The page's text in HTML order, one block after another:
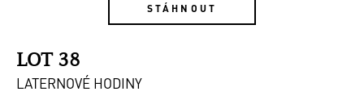
STÁHNOUT
LOT 38
LATERNOVÉ HODINY